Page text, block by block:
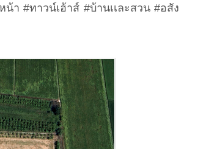
า #ทาวน์เฮ้าส์ #บ้านเเละสวน #อสัง